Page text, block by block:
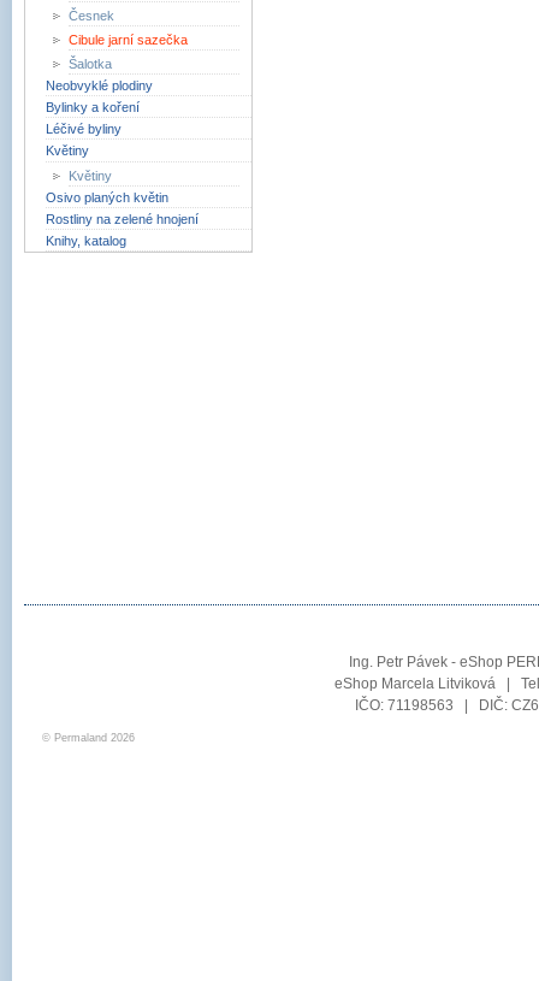
Česnek
Cibule jarní sazečka
Šalotka
Neobvyklé plodiny
Bylinky a koření
Léčivé byliny
Květiny
Květiny
Osivo planých květin
Rostliny na zelené hnojení
Knihy, katalog
Ing. Petr Pávek - eShop
eShop Marcela Litviková |
IČO: 71198563 | DIČ:
© Permaland 2026